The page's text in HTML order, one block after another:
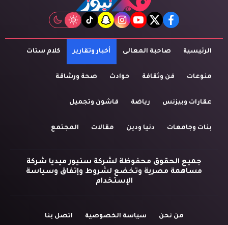
facebook
twitter
youtube
instagram
snapchat
tiktok
الرئيسية صاحبة المعالى أخبار وتقارير كلام ستات
منوعات فن وثقافة حوادث صحة ورشاقة
عقارات وبيزنس رياضة فاشون وتجميل
بنات وجامعات دنيا ودين مقالات المجتمع
جميع الحقوق محفوظة لشركة سنيور ميديا شركة
مساهمة مصرية وتخضع لشروط وإتفاق وسياسة
الإستخدام
من نحن سياسة الخصوصية اتصل بنا